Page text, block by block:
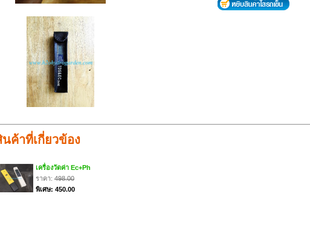
นค้าที่เกี่ยวข้อง
เครื่องวัดค่า Ec+Ph
ราคา:498.00
พิเศษ: 450.00